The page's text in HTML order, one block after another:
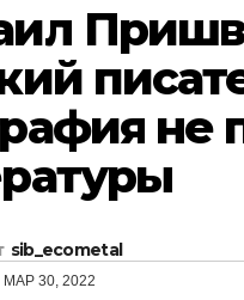
не
sib_ecometal
МАР 30, 2022